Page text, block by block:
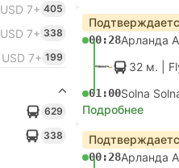
USD 7+ 405
USD 7+ 338
USD 7+ 199
629
338
00:28Арланда
32 м. |
01:00Solna
Подробнее
00:28Арланда